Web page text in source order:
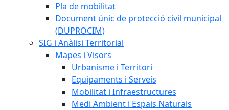
Pla de mobilitat
Document únic de protecció civil municipal
(DUPROCIM)
SIG i Anàlisi Territorial
Mapes i Visors
Urbanisme i Territori
Equipaments i Serveis
Mobilitat i Infraestructures
Medi Ambient i Espais Naturals